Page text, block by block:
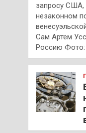
запросу США,
незаконном
Сам Артем
Россию